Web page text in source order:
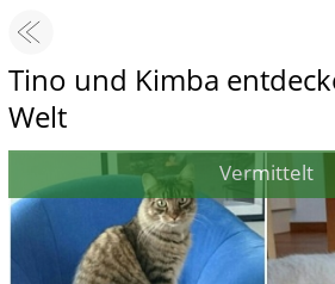
Tino und Kimba
Welt
Vermittelt